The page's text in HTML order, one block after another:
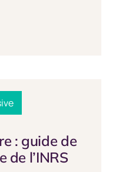
: guide de
de l’INRS